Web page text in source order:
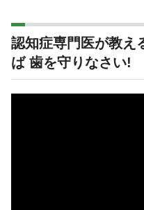
認知症専門医が教え
ば 歯を守りなさい!